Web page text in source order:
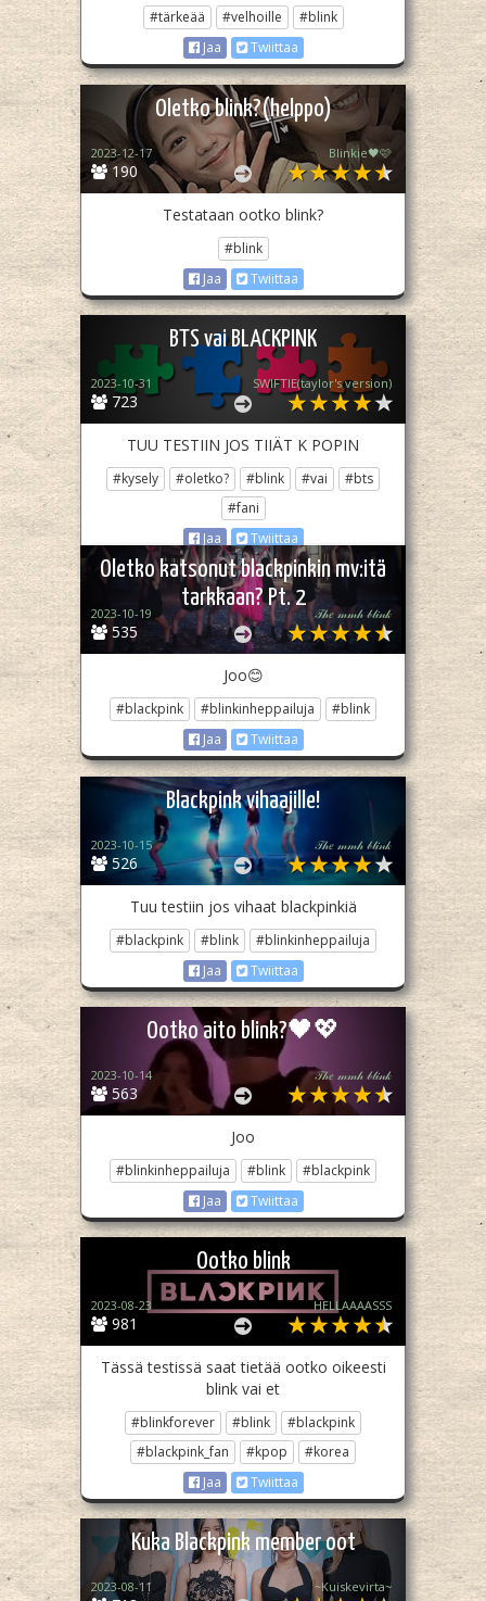
#tärkeää #velhoille
#blink
Jaa
Twiittaa
Oletko blink?(helppo)
190
2023-12-17 Blinkie🖤🩷
Testataan ootko blink?
#blink
Jaa
Twiittaa
BTS vai BLACKPINK
723
2023-10-31 SWIFTIE(taylor's version)
TUU TESTIIN JOS TIIÄT K POPIN
#kysely #oletko? #blink #vai
#bts
#fani
Jaa
Twiittaa
Oletko katsonut blackpinkin mv:itä
tarkkaan? Pt. 2
535
2023-10-19 𝒯𝒽𝑒 𝓂𝓂𝒽 𝒷𝓁𝒾𝓃𝓀
Joo😊
#blackpink #blinkinheppailuja
#blink
Jaa
Twiittaa
Blackpink vihaajille!
526
2023-10-15 𝒯𝒽𝑒 𝓂𝓂𝒽 𝒷𝓁𝒾𝓃𝓀
Tuu testiin jos vihaat blackpinkiä
#blackpink #blink
#blinkinheppailuja
Jaa
Twiittaa
Ootko aito blink?🖤💖
563
2023-10-14 𝒯𝒽𝑒 𝓂𝓂𝒽 𝒷𝓁𝒾𝓃𝓀
Joo
#blinkinheppailuja #blink
#blackpink
Jaa
Twiittaa
Ootko blink
981
2023-08-23 HELLAAAASSS
Tässä testissä saat tietää ootko oikeesti
blink vai et
#blinkforever #blink
#blackpink
#blackpink_fan
#kpop
#korea
Jaa
Twiittaa
Kuka Blackpink member oot
2023-08-11 ~Kuiskevirta~